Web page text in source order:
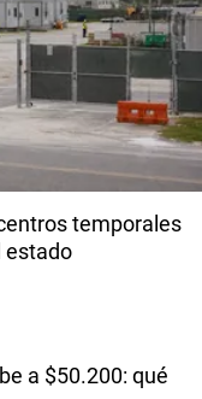
temporales
estado
a $50.200: qué